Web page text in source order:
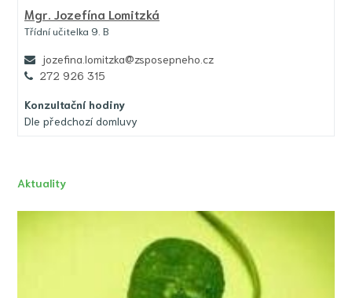
Mgr. Jozefína Lomitzká
Třídní učitelka 9. B
jozefina.lomitzka@zsposepneho.cz
272 926 315
Konzultační hodiny
Dle předchozí domluvy
Aktuality